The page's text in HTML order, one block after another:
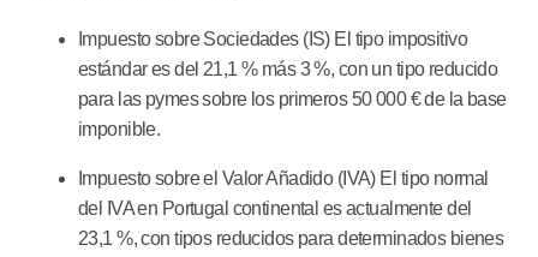
Impuesto sobre Sociedades (IS)El tipo impositivo
estándar es del 21,1 % más 3 %, con un tipo reducido
para las pymes sobre los primeros 50 000 € de la base
imponible.
Impuesto sobre el Valor Añadido (IVA)El tipo normal
del IVA en Portugal continental es actualmente del
23,1 %, con tipos reducidos para determinados bienes